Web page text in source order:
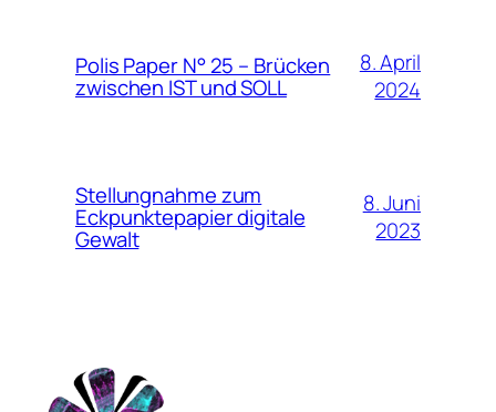
Polis Paper N° 25 – Brücken
zwischen IST und SOLL
8. April
2024
Stellungnahme zum
Eckpunktepapier digitale
Gewalt
8. Juni
2023